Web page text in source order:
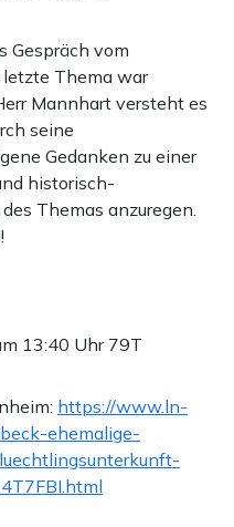
Gespräch vom
Thema war
Mannhart versteht es
seine
Gedanken zu einer
historisch-
Themas anzuregen.
13:40 Uhr 79T
https://www.ln-
ehemalige-